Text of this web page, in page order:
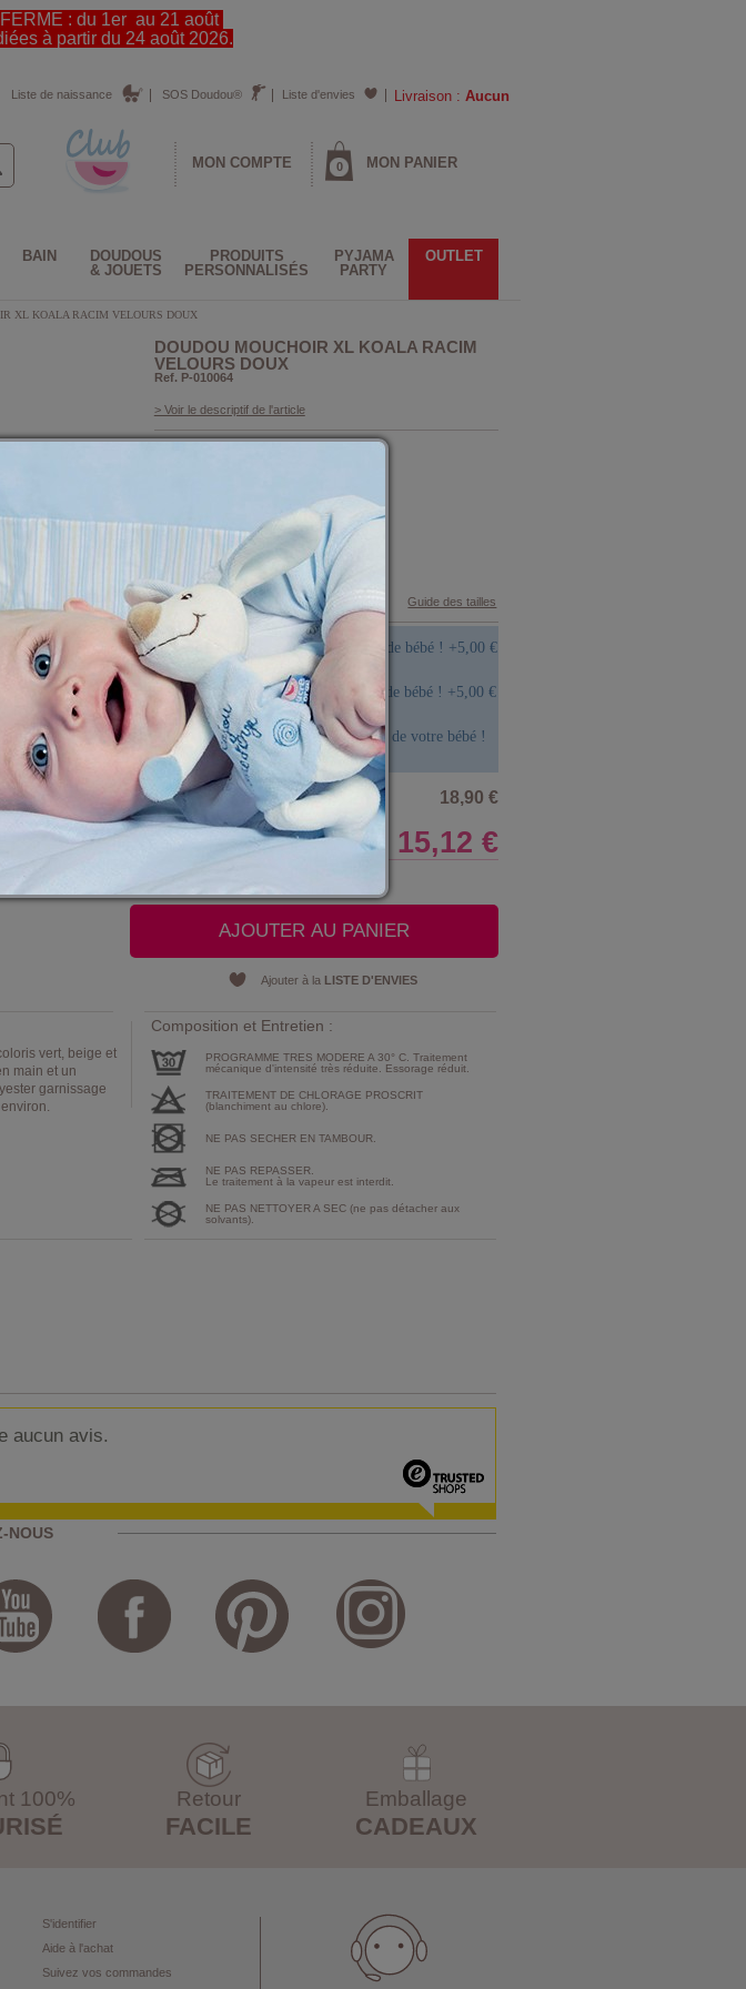
: du 1er au 21 août
à partir du 24 août 2026.
Livraison : Aucun
Liste d'envies
SOS Doudou®
Liste de naissance
MON COMPTE 0 MON PANIER
BAIN
DOUDOUS
& JOUETS
PRODUITS
PERSONNALISÉS
PYJAMA
PARTY
OUTLET
XL KOALA RACIM VELOURS DOUX
DOUDOU MOUCHOIR XL KOALA RACIM
VELOURS DOUX
Ref. P-010064
> Voir le descriptif de l'article
- +
Guide des tailles
Faire broder le prénom de bébé ! +5,00 €
Faire graver le prénom de bébé ! +5,00 €
Faire imprimer la photo de votre bébé !
+5,00 €
18,90 €
15,12 €
AJOUTER AU PANIER
Ajouter à la LISTE D'ENVIES
vert, beige et
main et un
garnissage
Composition et Entretien :
PROGRAMME TRES MODERE A 30° C. Traitement
mécanique d'intensité très réduite. Essorage réduit.
TRAITEMENT DE CHLORAGE PROSCRIT
(blanchiment au chlore).
NE PAS SECHER EN TAMBOUR.
NE PAS REPASSER.
Le traitement à la vapeur est interdit.
NE PAS NETTOYER A SEC (ne pas détacher aux
solvants).
aucun avis.
NOUS
100% Retour
FACILE
Emballage
CADEAUX
S'identifier
Aide à l'achat
Suivez vos commandes